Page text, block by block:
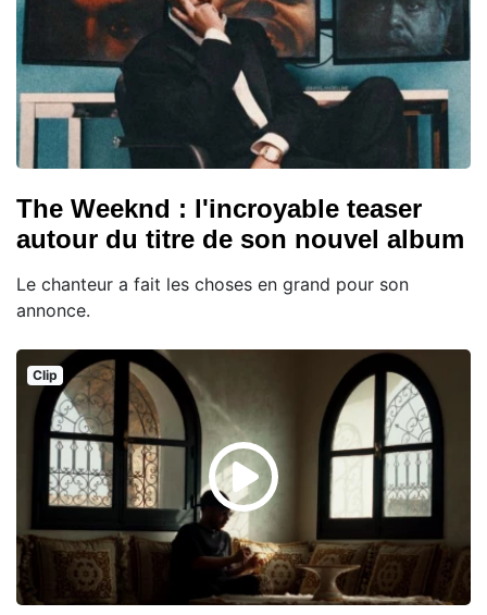
The Weeknd : l'incroyable teaser
autour du titre de son nouvel album
Le chanteur a fait les choses en grand pour son
annonce.
Clip